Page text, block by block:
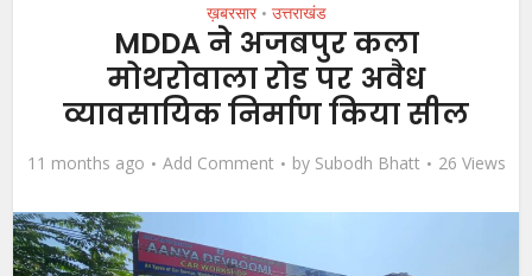
ख़बरसार • उत्तराखंड
MDDA ने अजबपुर कला
मोथरोवाला रोड पर अवैध
व्यावसायिक निर्माण किया सील
11 months ago Add Comment by Subodh Bhatt 26 Views